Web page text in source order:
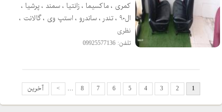
کمری ، ماکسیما ، زانتیا ، سمند ، پرشیا ،
ال۹۰ ، تندر ، ساندرو ، استپ وی ، گالانت ،
لنسر ، گلف ، سراتو ، اپیروس ، جک ، لیفان
، چری ، ام وی ام ، اچ سی کراس ، تیگو ،
سرانزا ، t
نظری
تلفن: 09925577136
1
2
3
4
5
6
7
8
…
> آخرین